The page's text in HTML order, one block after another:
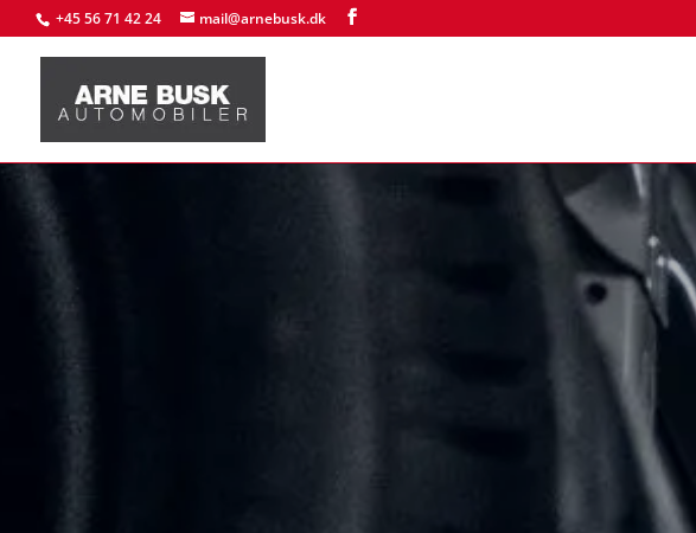
+45 56 71 42 24 mail@arnebusk.dk